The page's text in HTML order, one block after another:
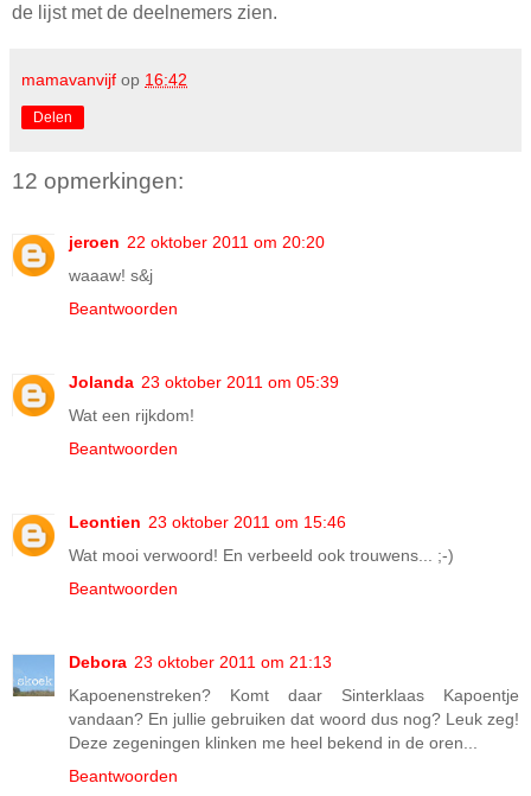
de lijst met de deelnemers zien.
mamavanvijf op 16:42
Delen
12 opmerkingen:
jeroen 22 oktober 2011 om 20:20
waaaw! s&j
Beantwoorden
Jolanda 23 oktober 2011 om 05:39
Wat een rijkdom!
Beantwoorden
Leontien 23 oktober 2011 om 15:46
Wat mooi verwoord! En verbeeld ook trouwens... ;-)
Beantwoorden
Debora 23 oktober 2011 om 21:13
Kapoenenstreken? Komt daar Sinterklaas Kapoentje
vandaan? En jullie gebruiken dat woord dus nog? Leuk zeg!
Deze zegeningen klinken me heel bekend in de oren...
Beantwoorden